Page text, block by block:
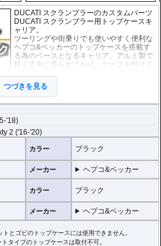
DUCATI スクランブラーのカスタムパーツ
DUCATI スクランブラー用トップケースキ
ャリア。
ツーリングや街乗りでも使いやすく便利な
ヘプコ&ベッカーのトップケースを搭載す
る為のベースとなるキャリア。アルミ製で
軽く丈夫に造られており、ケースを付けて
込むデザインです。
。
を安全に取り付けるための位置決めガイド
たみタイプと固定タイプの2種類をラインナ
ってお選びいただけます。
ージーラック
ため、簡単にフラットな簡易キャリアとなり
、ちょっとした荷物を載せる場合に便利で
ク
たタイプ。取り外せばフラットな簡易キャ
つづきを見る
'18)
2 ('16-'20)
カラー ブラック
メーカー ヘプコ&ベッカー
カラー ブラック
メーカー ヘプコ&ベッカー
とゴビのトップケースには使用できません。
タイプのトップケースは取付不可。